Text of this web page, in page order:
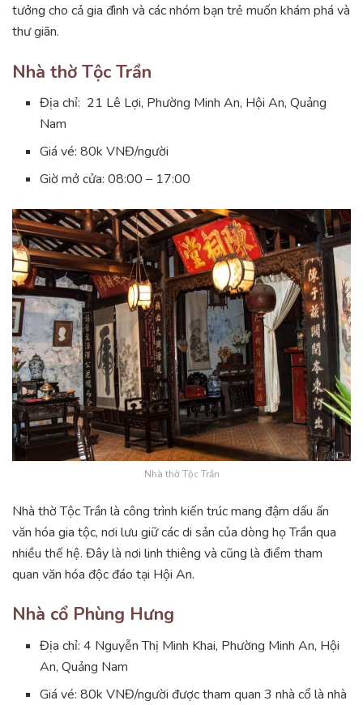
tưởng cho cả gia đình và các nhóm bạn trẻ muốn khám phá và
thư giãn.
Nhà thờ Tộc Trần
Địa chỉ: 21 Lê Lợi, Phường Minh An, Hội An, Quảng
Nam
Giá vé: 80k VNĐ/người
Giờ mở cửa: 08:00 – 17:00
Nhà thờ Tộc Trần
Nhà thờ Tộc Trần là công trình kiến trúc mang đậm dấu ấn
văn hóa gia tộc, nơi lưu giữ các di sản của dòng họ Trần qua
nhiều thế hệ. Đây là nơi linh thiêng và cũng là điểm tham
quan văn hóa độc đáo tại Hội An.
Nhà cổ Phùng Hưng
Địa chỉ: 4 Nguyễn Thị Minh Khai, Phường Minh An, Hội
An, Quảng Nam
Giá vé: 80k VNĐ/người được tham quan 3 nhà cổ là nhà